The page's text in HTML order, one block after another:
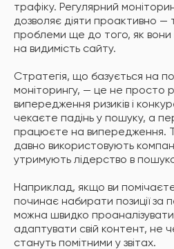
трафіку. Регулярний
дозволяє діяти проактивно —
проблеми ще до того, як вони
на видимість сайту.
Стратегія, що базується на
моніторингу, — це не просто
випередження ризиків і
чекаєте падінь у пошуку, а
працюєте на випередження.
давно використовують
утримують лідерство в
Наприклад, якщо ви
починає набирати позиції за
можна швидко проаналізувати
адаптувати свій контент, не
стануть помітними у звітах.